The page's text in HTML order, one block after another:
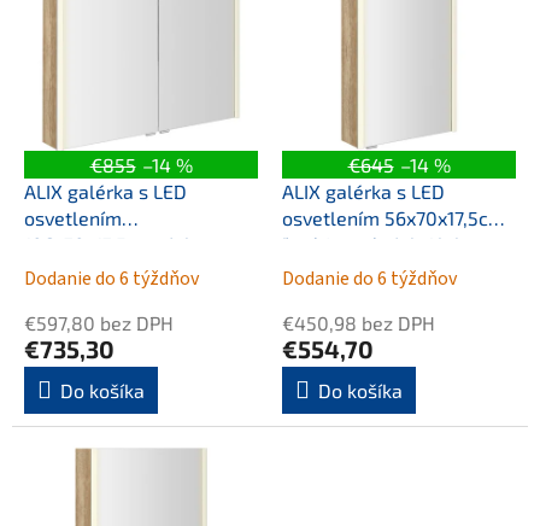
€855 –14 %
ALIX galérka s LED
osvetlením
106x70x17,5cm, dub
Alabama
Dodanie do 6 týždňov
€597,80 bez DPH
€735,30
Do košíka
€645 –14 %
ALIX galérka s LED
osvetlením 56x70x17,5cm,
ľavá/pravá, dub Alabama
Dodanie do 6 týždňov
€450,98 bez DPH
€554,70
Do košíka